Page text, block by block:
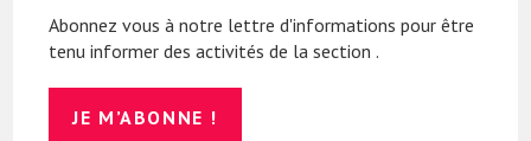
Abonnez vous à notre lettre d'informations pour être
tenu informer des activités de la section .